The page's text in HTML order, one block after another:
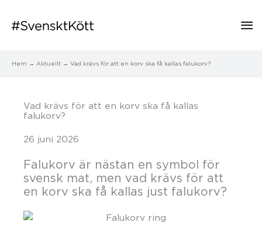
Hem Aktuellt Vad krävs för att en korv ska få kallas falukorv?
Vad krävs för att en korv ska få kallas
falukorv?
26 juni 2026
Falukorv är nästan en symbol för
svensk mat, men vad krävs för att
en korv ska få kallas just falukorv?